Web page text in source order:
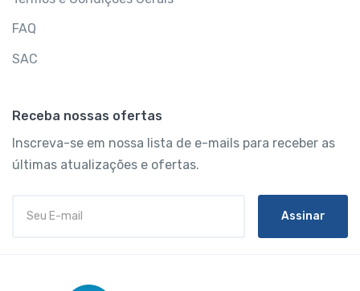
FAQ
SAC
Receba nossas ofertas
Inscreva-se em nossa lista de e-mails para receber as
últimas atualizações e ofertas.
Assinar